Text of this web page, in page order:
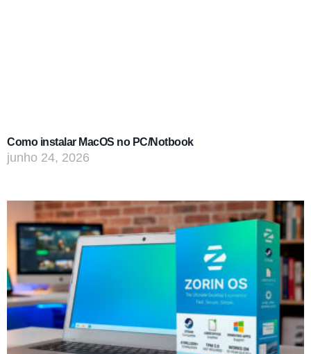
Como instalar MacOS no PC/Notbook
junho 24, 2026